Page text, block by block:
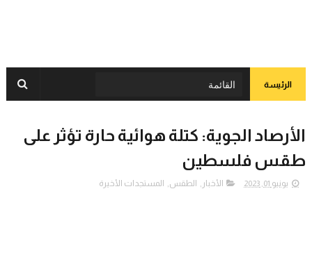
الرئيسة
الأرصاد الجوية: كتلة هوائية حارة تؤثر على
طقس فلسطين
يونيو 01, 2023 الأخبار , الطقس, المستجدات الأخيرة